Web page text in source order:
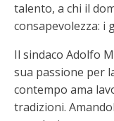
talento, a chi il
consapevolezza: i
Il sindaco Adolfo
sua passione per
contempo ama
tradizioni.